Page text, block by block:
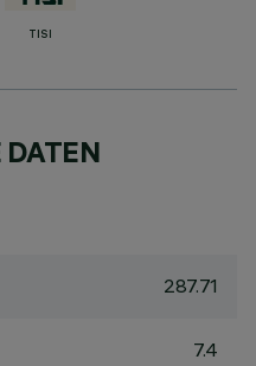
TISI
DATEN
287.71
7.4